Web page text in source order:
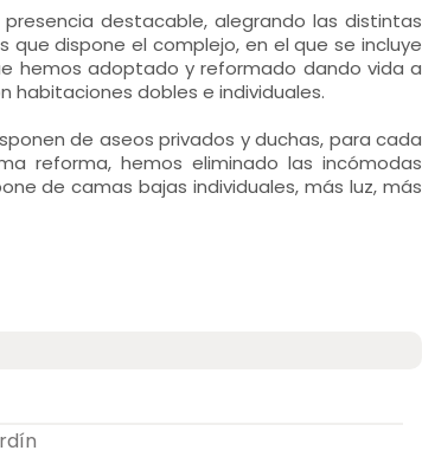
destacable, alegrando las distintas
que dispone el complejo, en el que se incluye
hemos adoptado y reformado dando vida a
habitaciones dobles e individuales.
de aseos privados y duchas, para cada
reforma, hemos eliminado las incómodas
de camas bajas individuales, más luz, más